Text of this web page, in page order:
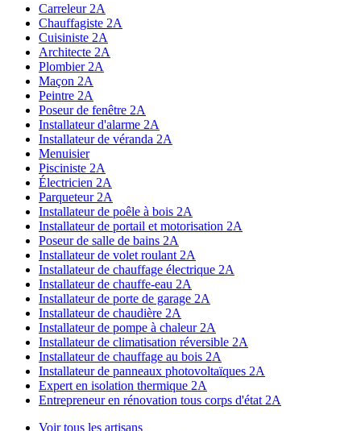
Carreleur 2A
Chauffagiste 2A
Cuisiniste 2A
Architecte 2A
Plombier 2A
Maçon 2A
Peintre 2A
Poseur de fenêtre 2A
Installateur d'alarme 2A
Installateur de véranda 2A
Menuisier
Pisciniste 2A
Électricien 2A
Parqueteur 2A
Installateur de poêle à bois 2A
Installateur de portail et motorisation 2A
Poseur de salle de bains 2A
Installateur de volet roulant 2A
Installateur de chauffage électrique 2A
Installateur de chauffe-eau 2A
Installateur de porte de garage 2A
Installateur de chaudière 2A
Installateur de pompe à chaleur 2A
Installateur de climatisation réversible 2A
Installateur de chauffage au bois 2A
Installateur de panneaux photovoltaïques 2A
Expert en isolation thermique 2A
Entrepreneur en rénovation tous corps d'état 2A
Voir tous les artisans